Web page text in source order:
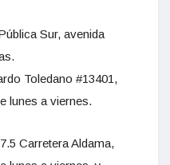
Sur, avenida
Toledano #13401,
lunes a viernes.
Carretera Aldama,